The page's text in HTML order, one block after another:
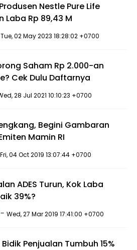
Nestle Pure Life
Laba Rp 89,43 M
Tue, 02 May 2023 18:28:02 +0700
Saham Rp 2.000-an
Cek Dulu Daftarnya
28 Jul 2021 10:10:23 +0700
Begini Gambaran
Mamin RI
Fri, 04 Oct 2019 13:07:44 +0700
ADES Turun, Kok Laba
39%?
Wed, 27 Mar 2019 17:41:00 +0700
Bidik Penjualan Tumbuh 15%